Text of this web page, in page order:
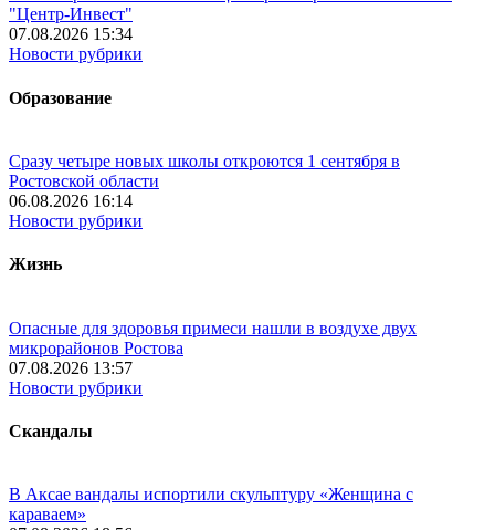
"Центр-Инвест"
07.08.2026 15:34
Новости рубрики
Образование
Сразу четыре новых школы откроются 1 сентября в
Ростовской области
06.08.2026 16:14
Новости рубрики
Жизнь
Опасные для здоровья примеси нашли в воздухе двух
микрорайонов Ростова
07.08.2026 13:57
Новости рубрики
Скандалы
В Аксае вандалы испортили скульптуру «Женщина с
караваем»